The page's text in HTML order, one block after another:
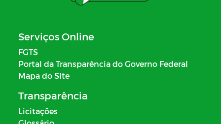
Serviços Online
FGTS
Portal da Transparência do Governo Federal
Mapa do Site
Transparência
Licitações